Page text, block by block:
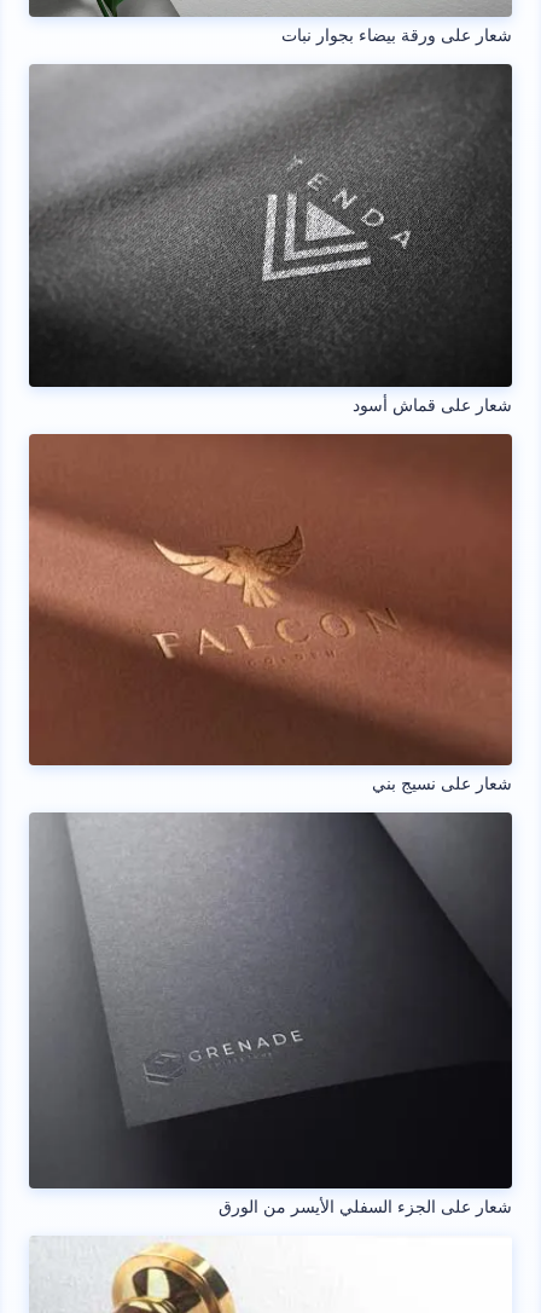
شعار على ورقة بيضاء بجوار نبات
شعار على قماش أسود
شعار على نسيج بني
شعار على الجزء السفلي الأيسر من الورق